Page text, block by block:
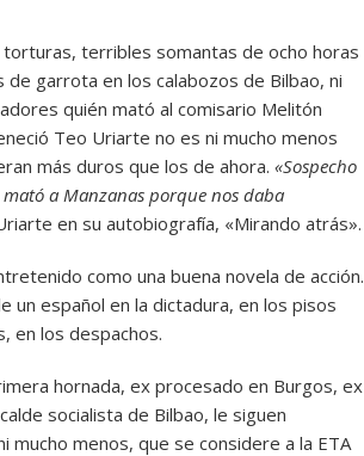
terribles somantas de ocho horas
garrota en los calabozos de Bilbao, ni
quién mató al comisario Melitón
Teo Uriarte no es ni mucho menos
más duros que los de ahora. «Sospecho
a Manzanas porque nos daba
en su autobiografía, «Mirando atrás».
como una buena novela de acción.
un español en la dictadura, en los pisos
en los despachos.
hornada, ex procesado en Burgos, ex
socialista de Bilbao, le siguen
mucho menos, que se considere a la ETA